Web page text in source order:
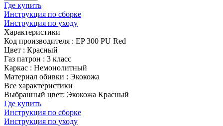
Где купить
Инструкция по сборке
Инструкция по уходу
Характеристики
Код производителя : EP 300 PU Red
Цвет : Красный
Газ патрон : 3 класс
Каркас : Немонолитный
Материал обивки : Экокожа
Все характеристики
Выбранный цвет: Экокожа Красный
Где купить
Инструкция по сборке
Инструкция по уходу